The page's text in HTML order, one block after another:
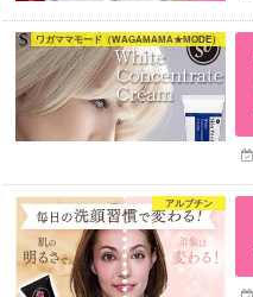
ワガママモード（WAGAMAMA★MODE）
アルブチン